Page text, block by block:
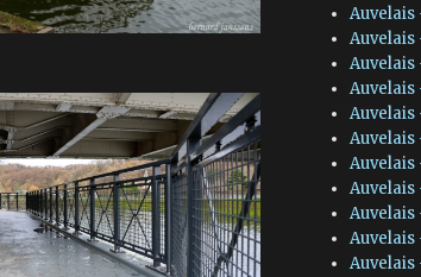
Auvelais
Auvelais
Auvelais
Auvelais
Auvelais
Auvelais
Auvelais
Auvelais
Auvelais
Auvelais
Auvelais